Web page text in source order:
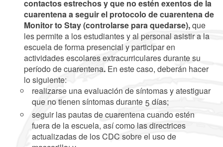
contactos estrechos y que no estén exentos de la
cuarentena a seguir el protocolo de cuarentena de
Monitor to Stay (controlarse para quedarse),que
les permite a los estudiantes y al personal asistir a la
escuela de forma presencial y participar en
actividades escolares extracurriculares durante su
período de cuarentena. En este caso, deberán hacer
lo siguiente:
realizarse una evaluación de síntomas y atestiguar
que no tienen síntomas durante 5 días;
seguir las pautas de cuarentena cuando estén
fuera de la escuela, así como las directrices
actualizadas de los CDC sobre el uso de